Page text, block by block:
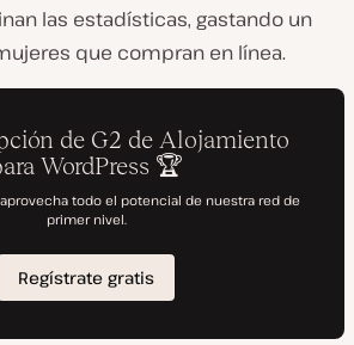
las estadísticas, gastando un
que compran en línea.